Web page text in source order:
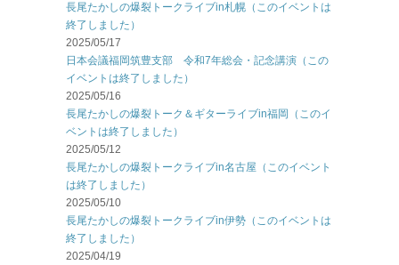
長尾たかしの爆裂トークライブin札幌（このイベントは
終了しました）
2025/05/17
日本会議福岡筑豊支部 令和7年総会・記念講演（この
イベントは終了しました）
2025/05/16
長尾たかしの爆裂トーク＆ギターライブin福岡（このイ
ベントは終了しました）
2025/05/12
長尾たかしの爆裂トークライブin名古屋（このイベント
は終了しました）
2025/05/10
長尾たかしの爆裂トークライブin伊勢（このイベントは
終了しました）
2025/04/19